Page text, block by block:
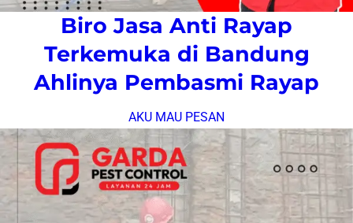
Biro Jasa Anti Rayap
Terkemuka di Bandung
Ahlinya Pembasmi Rayap
AKU MAU PESAN